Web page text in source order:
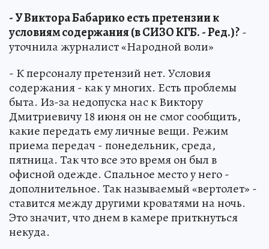
- У Виктора Бабарико есть претензии к
условиям содержания (в СИЗО КГБ. - Ред.)?-
уточнила журналист «Народной воли»
- К персоналу претензий нет. Условия
содержания - как у многих. Есть проблемы
быта. Из-за недопуска нас к Виктору
Дмитриевичу 18 июня он не смог сообщить,
какие передать ему личные вещи. Режим
приема передач - понедельник, среда,
пятница. Так что все это время он был в
офисной одежде. Спальное место у него -
дополнительное. Так называемый «вертолет» -
ставится между другими кроватями на ночь.
Это значит, что днем в камере приткнуться
некуда.